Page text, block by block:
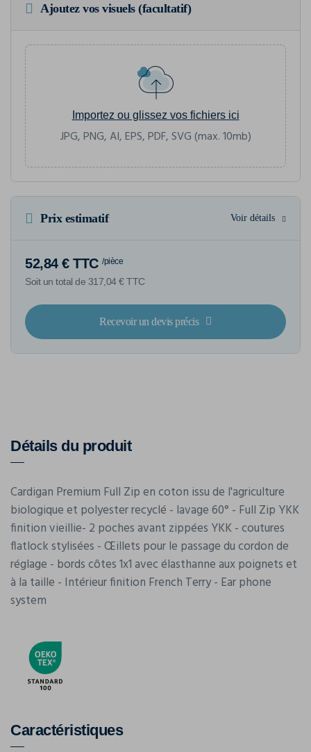
Ajoutez vos visuels (facultatif)
Importez ou glissez vos fichiers ici
JPG, PNG, AI, EPS, PDF, SVG (max. 10mb)
Prix estimatif Voir détails
52,84 € TTC /pièce
Soit un total de 317,04 € TTC
Recevoir un devis précis
Détails du produit
Cardigan Premium Full Zip en coton issu de l'agriculture
biologique et polyester recyclé - lavage 60° - Full Zip YKK
finition vieillie- 2 poches avant zippées YKK - coutures
flatlock stylisées - Œillets pour le passage du cordon de
réglage - bords côtes 1x1 avec élasthanne aux poignets et
à la taille - Intérieur finition French Terry - Ear phone
system
Caractéristiques